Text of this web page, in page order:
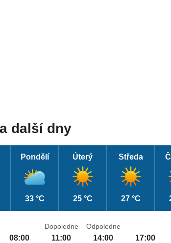
další dny
Pondělí
33 °C
Úterý
25 °C
Středa
27 °C
08:00
Dopoledne
11:00
Odpoledne
14:00 17:00